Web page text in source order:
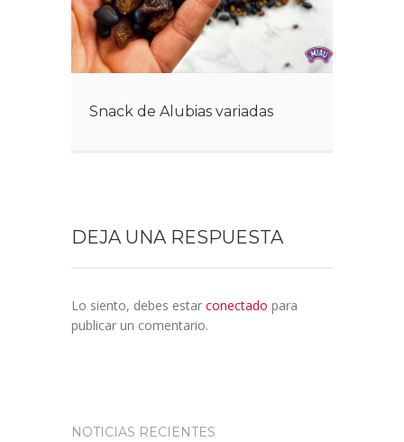
Snack de Alubias variadas
DEJA UNA RESPUESTA
Lo siento, debes estar conectado para
publicar un comentario.
NOTICIAS RECIENTES